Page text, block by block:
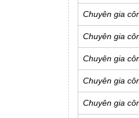
Chuyên gia
Chuyên gia
Chuyên gia
Chuyên gia
Chuyên gia